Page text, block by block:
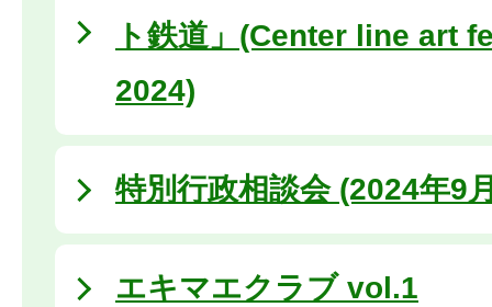
ト鉄道」(Center line art
2024)
特別行政相談会 (2024年9
エキマエクラブ vol.1